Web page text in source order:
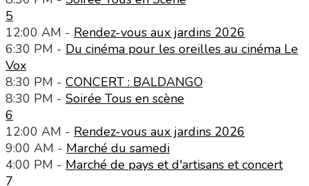
5
12:00 AM - Rendez-vous aux jardins 2026
6:30 PM - Du cinéma pour les oreilles au cinéma Le
Vox
8:30 PM - CONCERT : BALDANGO
8:30 PM - Soirée Tous en scène
6
12:00 AM - Rendez-vous aux jardins 2026
9:00 AM - Marché du samedi
4:00 PM - Marché de pays et d'artisans et concert
7